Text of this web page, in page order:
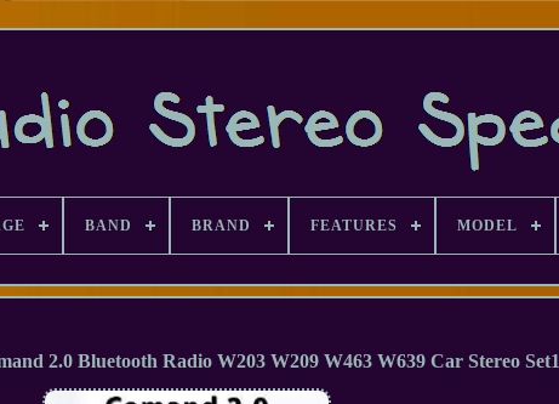
BAND BRAND FEATURES MODEL
2.0 Bluetooth Radio W203 W209 W463 W639 Car Stereo Set1